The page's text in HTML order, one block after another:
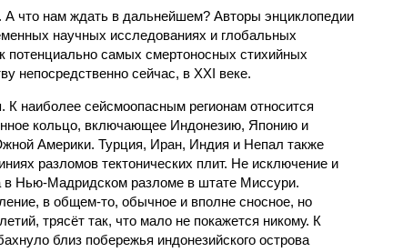
что нам ждать в дальнейшем? Авторы энциклопедии
научных исследованиях и глобальных
потенциально самых смертоносных стихийных
непосредственно сейчас, в XXI веке.
К наиболее сейсмоопасным регионам относится
кольцо, включающее Индонезию, Японию и
Америки. Турция, Иран, Индия и Непал также
разломов тектонических плит. Не исключение и
в Нью-Мадридском разломе в штате Миссури.
в общем-то, обычное и вполне сносное, но
трясёт так, что мало не покажется никому. К
близ побережья индонезийского острова